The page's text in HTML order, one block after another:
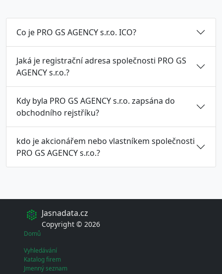
Co je PRO GS AGENCY s.r.o. ICO?
Jaká je registrační adresa společnosti PRO GS
AGENCY s.r.o.?
Kdy byla PRO GS AGENCY s.r.o. zapsána do
obchodního rejstříku?
kdo je akcionářem nebo vlastníkem společnosti
PRO GS AGENCY s.r.o.?
Jasnadata.cz
Copyright © 2026
Domů
Vyhledávání
Katalog firem
Jmenný seznam